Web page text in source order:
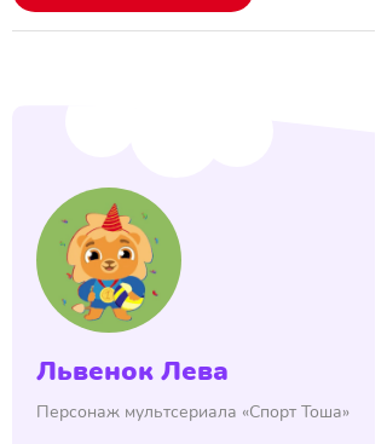
Львенок Лева
Персонаж мультсериала «Спорт Тоша»